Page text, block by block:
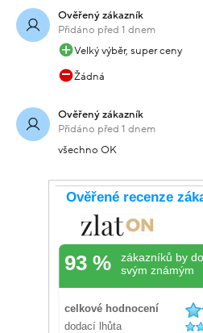
Ověřený zákazník
Přidáno před 1 dnem
Velký výběr, super ceny
Žádná
Ověřený zákazník
Přidáno před 1 dnem
všechno OK